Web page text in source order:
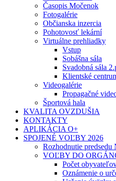
Časopis Močenok
Fotogalérie
Občianska inzercia
Pohotovosť lekární
Virtuálne prehliadky
Vstup
Sobášna sála
Svadobná sála
Klientské
Videogalérie
Propagačné
Športová hala
KVALITA OVZDUŠIA
KONTAKTY
APLIKÁCIA O+
SPOJENÉ VOĽBY 2026
Rozhodnutie
VOĽBY DO
Počet
Oznámenie o